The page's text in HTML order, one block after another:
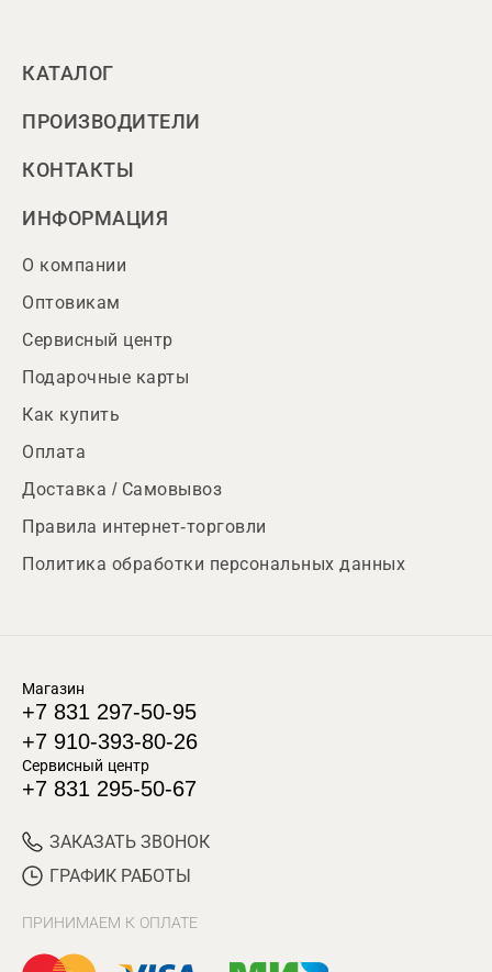
КАТАЛОГ
ПРОИЗВОДИТЕЛИ
КОНТАКТЫ
ИНФОРМАЦИЯ
О компании
Оптовикам
Сервисный центр
Подарочные карты
Как купить
Оплата
Доставка / Самовывоз
Правила интернет-торговли
Политика обработки персональных данных
Магазин
+7 831 297-50-95
+7 910-393-80-26
Сервисный центр
+7 831 295-50-67
ЗАКАЗАТЬ ЗВОНОК
ГРАФИК РАБОТЫ
ПРИНИМАЕМ К ОПЛАТЕ